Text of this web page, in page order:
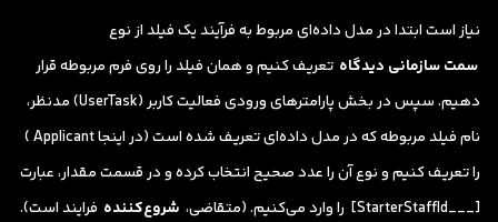
نیاز است ابتدا در مدل داده‌ای مربوط به فرآیند یک فیلد از نوع
سمت سازمانی دیدگاه تعریف کنیم و همان فیلد را روی فرم مربوطه قرار
دهیم. سپس در بخش پارامترهای ورودی فعالیت کاربر (UserTask) مدنظر،
نام فیلد مربوطه که در مدل داده‌ای تعریف شده است (در اینجا Applicant )
را تعریف کنیم و نوع آن را عدد صحیح انتخاب کرده و در قسمت مقدار، عبارت
[___StarterStaffId] را وارد می‌کنیم. (متقاضی،
شروع‌کننده فرایند است).